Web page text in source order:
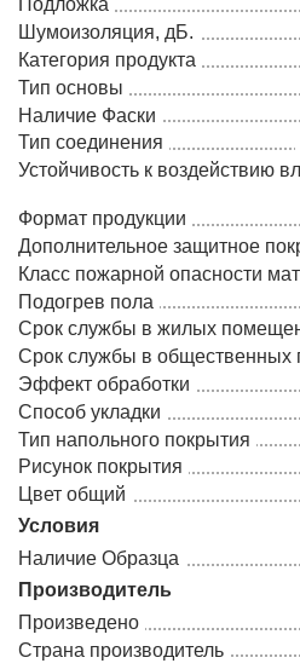
Подложка
Шумоизоляция, дБ.
Категория продукта
Тип основы
Наличие Фаски
Тип соединения
Устойчивость к воздействию
Формат продукции
Дополнительное защитное
Класс пожарной опасности
Подогрев пола
Срок службы в жилых
Срок службы в общественных
Эффект обработки
Способ укладки
Тип напольного покрытия
Рисунок покрытия
Цвет общий
Условия
Наличие Образца
Производитель
Произведено
Страна производитель